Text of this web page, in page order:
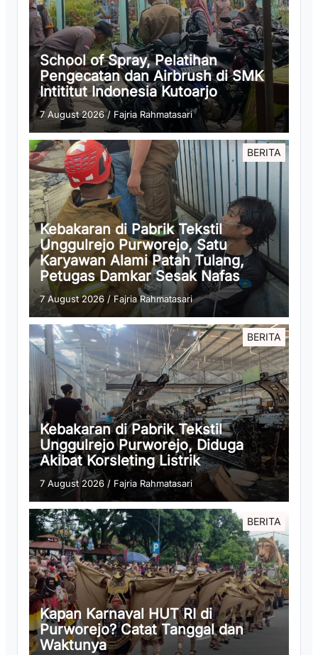
School of Spray, Pelatihan
Pengecatan dan Airbrush di SMK
Intititut Indonesia Kutoarjo
7 August 2026/ Fajria Rahmatasari
BERITA
Kebakaran di Pabrik Tekstil
Unggulrejo Purworejo, Satu
Karyawan Alami Patah Tulang,
Petugas Damkar Sesak Nafas
7 August 2026 /Fajria Rahmatasari
BERITA
Kebakaran di Pabrik Tekstil
Unggulrejo Purworejo, Diduga
Akibat Korsleting Listrik
7 August 2026/ Fajria Rahmatasari
BERITA
Kapan Karnaval HUT RI di
Purworejo? Catat Tanggal dan
Waktunya